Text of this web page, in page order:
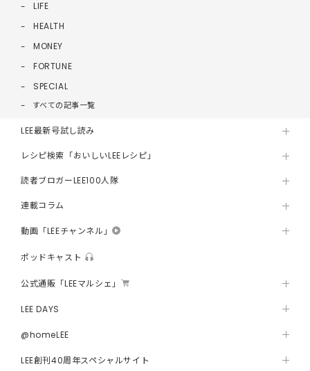
LIFE
HEALTH
MONEY
FORTUNE
SPECIAL
すべての記事一覧
LEE最新号試し読み
レシピ検索「おいしいLEEレシピ」
読者ブロガーLEE100人隊
連載コラム
動画「LEEチャンネル」
ポッドキャスト
公式通販「LEEマルシェ」
LEE DAYS
@homeLEE
LEE創刊40周年スペシャルサイト